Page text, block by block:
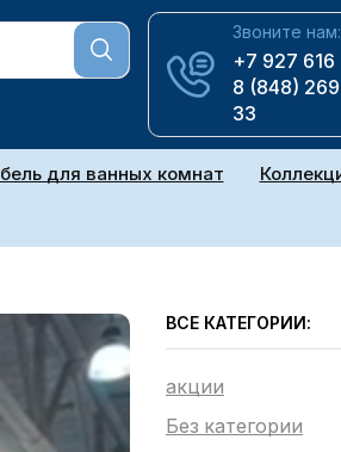
Звоните нам:
+7 927
8 (848)
33
для ванных комнат
ВСЕ КАТЕГОРИИ:
акции
Без категории